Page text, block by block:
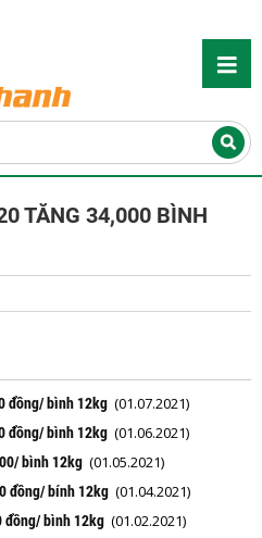
TĂNG 34,000 BÌNH
đồng/ bình 12kg (01.07.2021)
đồng/ bình 12kg (01.06.2021)
bình 12kg (01.05.2021)
đồng/ bính 12kg (01.04.2021)
đồng/ bình 12kg (01.02.2021)